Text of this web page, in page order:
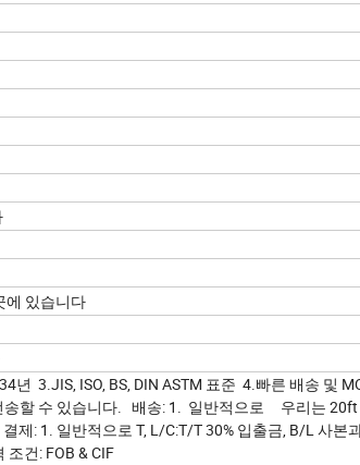
있습니다
3.JIS, ISO, BS, DIN ASTM 표준 4.빠른 배송 및
할 수 있습니다. 배송: 1. 일반적으로 우리는 20ft
: 1. 일반적으로 T, L/C:T/T 30% 입출금, B/L 사본
건: FOB & CIF